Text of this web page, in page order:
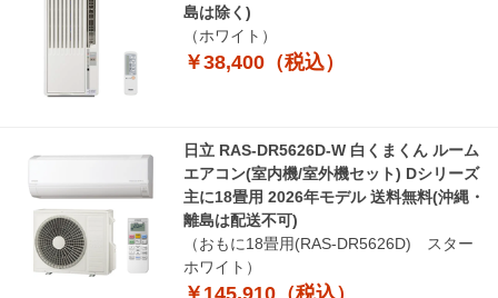
島は除く)
（ホワイト）
￥38,400（税込）
日立 RAS-DR5626D-W 白くまくん ルーム
エアコン(室内機/室外機セット) Dシリーズ
主に18畳用 2026年モデル 送料無料(沖縄・
離島は配送不可)
（おもに18畳用(RAS-DR5626D) スター
ホワイト）